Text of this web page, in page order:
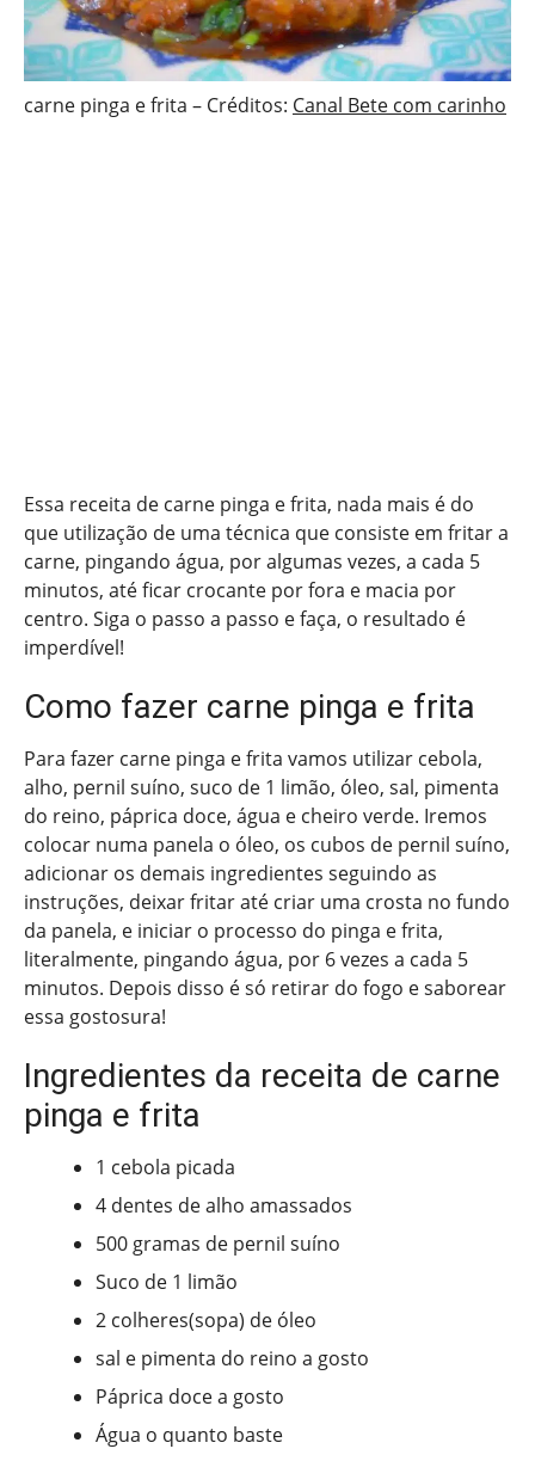
carne pinga e frita – Créditos: Canal Bete com carinho
Essa receita de carne pinga e frita, nada mais é do
que utilização de uma técnica que consiste em fritar a
carne, pingando água, por algumas vezes, a cada 5
minutos, até ficar crocante por fora e macia por
centro. Siga o passo a passo e faça, o resultado é
imperdível!
Como fazer carne pinga e frita
Para fazer carne pinga e frita vamos utilizar cebola,
alho, pernil suíno, suco de 1 limão, óleo, sal, pimenta
do reino, páprica doce, água e cheiro verde. Iremos
colocar numa panela o óleo, os cubos de pernil suíno,
adicionar os demais ingredientes seguindo as
instruções, deixar fritar até criar uma crosta no fundo
da panela, e iniciar o processo do pinga e frita,
literalmente, pingando água, por 6 vezes a cada 5
minutos. Depois disso é só retirar do fogo e saborear
essa gostosura!
Ingredientes da receita de carne
pinga e frita
1 cebola picada
4 dentes de alho amassados
500 gramas de pernil suíno
Suco de 1 limão
2 colheres(sopa) de óleo
sal e pimenta do reino a gosto
Páprica doce a gosto
Água o quanto baste